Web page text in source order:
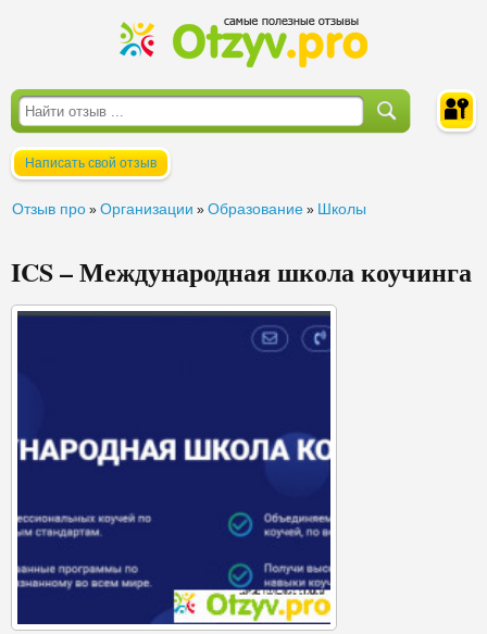
Написать свой отзыв
Отзыв про » Организации » Образование » Школы
ICS – Международная школа коучинга